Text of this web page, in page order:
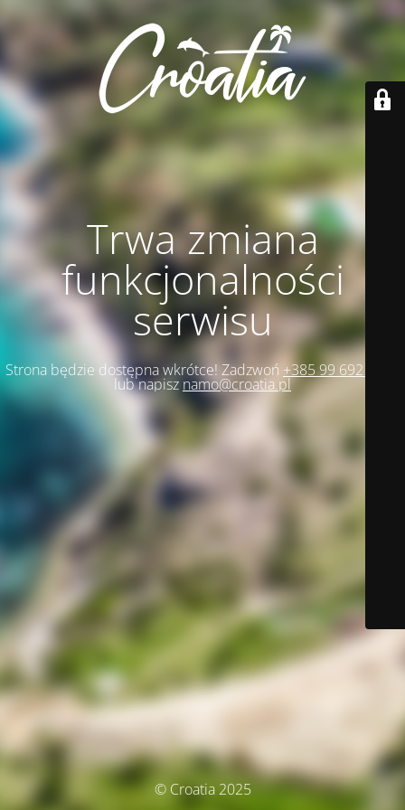
Trwa zmiana
funkcjonalności
serwisu
Strona będzie dostępna wkrótce! Zadzwoń +385 99 692 1271
lub napisz namo@croatia.pl
© Croatia 2025